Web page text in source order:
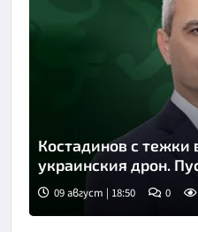
Костадинов с тежки
украинския дрон.
09 август | 18:50 0